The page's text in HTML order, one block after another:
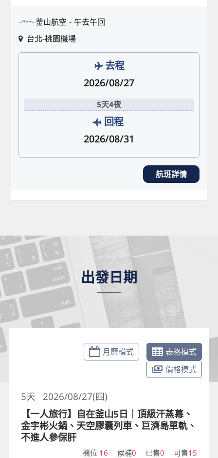
釜山航空
午去午回
台北-桃園機場
去程
2026/08/27
5天4夜
回程
2026/08/31
航班詳情
出發日期
月曆模式
表格模式
價格模式
2026/08/27(四)
5天
【一人旅行】自在釜山5日｜頂級汗蒸幕、
金宇彬火鍋、天空膠囊列車、巨濟島單軌、
不進人參保肝
機位 16 候補0 已售0 可售15